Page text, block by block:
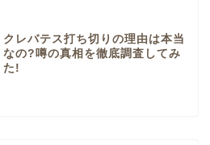
クレバテス打ち切りの理由は本当
なの?噂の真相を徹底調査してみ
た!